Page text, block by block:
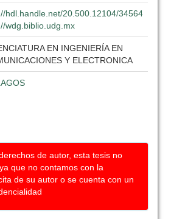
hdl.handle.net/20.500.12104/34564
wdg.biblio.udg.mx
EN INGENIERÍA EN
Y ELECTRONICA
de autor, esta tesis no
que no contamos con la
de su autor o se cuenta con un